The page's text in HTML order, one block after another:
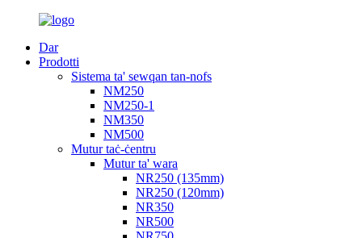
Dar
Prodotti
Sistema ta' sewqan tan-nofs
NM250
NM250-1
NM350
NM500
Mutur taċ-ċentru
Mutur ta' wara
NR250 (135mm)
NR250 (120mm)
NR350
NR500